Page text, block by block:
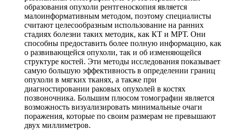
образования опухоли рентгеноскопия является
малоинформативным методом, поэтому специалисты
считают целесообразным использование на ранних
стадиях болезни таких методик, как КТ и МРТ. Они
способны предоставить более полную информацию, как
о развивающейся опухоли, так и об изменяющейся
структуре костей. Эти методы исследования показывает
самую большую эффективность в определении границ
опухоли в мягких тканях, а также при
диагностировании раковых опухолей в костях
позвоночника. Большим плюсом томографии является
возможность визуализировать минимальные очаги
поражения, которые по своим размерам не превышают
двух миллиметров.